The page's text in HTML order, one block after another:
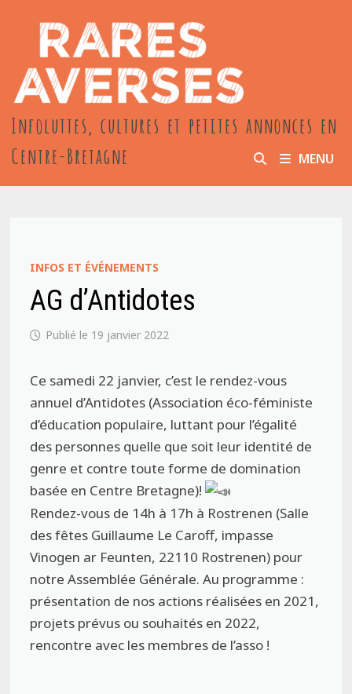
contenu
Infoluttes, cultures et petites annonces en
Centre-Bretagne
MENU
INFOS ET ÉVÉNEMENTS
AG d’Antidotes
19 janvier 2022
Ce samedi 22 janvier, c’est le rendez-vous
annuel d’Antidotes (Association éco-féministe
d’éducation populaire, luttant pour l’égalité
des personnes quelle que soit leur identité de
genre et contre toute forme de domination
basée en Centre Bretagne)!
Rendez-vous de 14h à 17h à Rostrenen (Salle
des fêtes Guillaume Le Caroff, impasse
Vinogen ar Feunten, 22110 Rostrenen) pour
notre Assemblée Générale. Au programme :
présentation de nos actions réalisées en 2021,
projets prévus ou souhaités en 2022,
rencontre avec les membres de l’asso !